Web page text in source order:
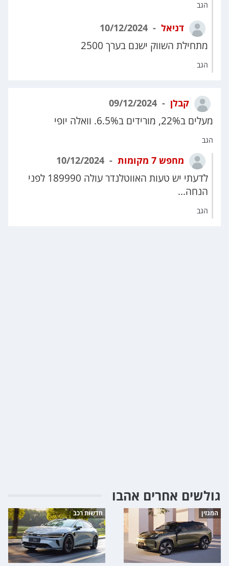
הגב
דניאל
מתחילת השווק ישנם בערך 2500
הגב
קבלן
מעלים ב22%, מורידים ב6.5%. וואלה יופי
הגב
מחפש 7 מקומות
לדעתי יש טעות האווטלנדר עולה 189990 לפני
הנחה...
הגב
גולשים אחרים אהבו
המגזין חדשות רכב